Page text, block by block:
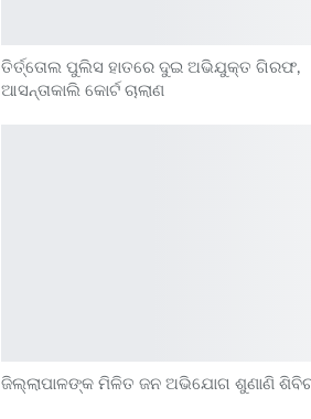
ତିର୍ତ୍ତୋଲ ପୁଲିସ ହାତରେ ଦୁଇ ଅଭିଯୁକ୍ତ ଗିରଫ,
ଆସନ୍ତାକାଲି କୋର୍ଟ ଚାଲାଣ
ଜିଲ୍ଲାପାଳଙ୍କ ମିଳିତ ଜନ ଅଭିଯୋଗ ଶୁଣାଣି